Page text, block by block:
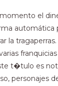
el
la
t�tulo es
personajes